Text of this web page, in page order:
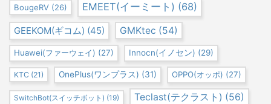
BougeRV (26) EMEET(イーミート) (68)
GEEKOM(ギコム) (45) GMKtec (54)
Huawei(ファーウェイ) (27) Innocn(イノセン) (29)
KTC (21) OnePlus(ワンプラス) (31) OPPO(オッポ) (27)
SwitchBot(スイッチボット) (19) Teclast(テクラスト) (56)